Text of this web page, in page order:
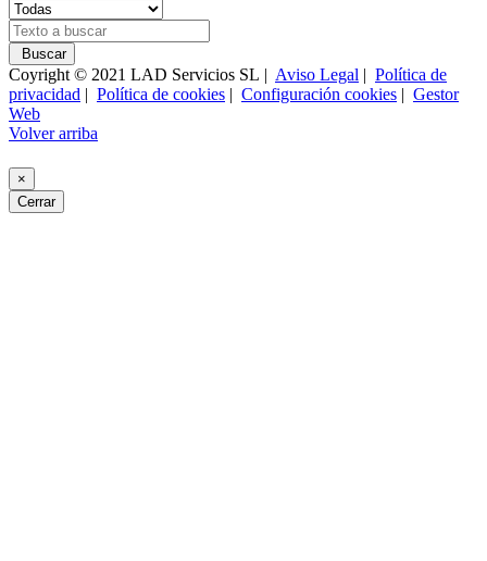
Buscar
Coyright © 2021 LAD Servicios SL | Aviso Legal | Política de
privacidad | Política de cookies | Configuración cookies | Gestor
Web
Volver arriba
×
Cerrar